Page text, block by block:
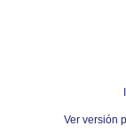
Ver versión